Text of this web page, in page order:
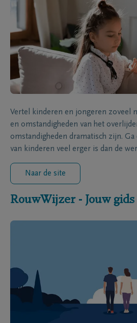
Vertel kinderen en jongeren zoveel
en omstandigheden van het
omstandigheden dramatisch zijn.
van kinderen veel erger is dan de
Naar de site
RouwWijzer - Jouw